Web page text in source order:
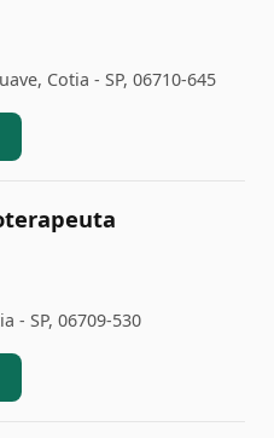
Cotia - SP, 06710-645
- SP, 06709-530